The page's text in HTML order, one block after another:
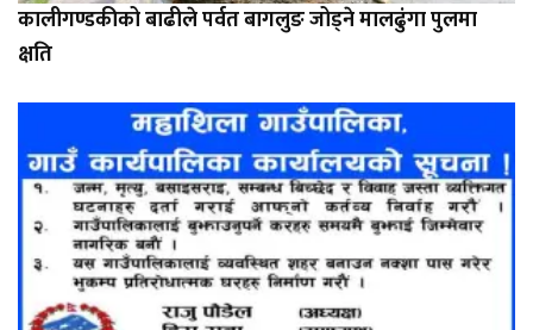
कालीगण्डकीको बाढीले पर्वत बागलुङ जोड्ने मालढुंगा पुलमा
क्षति